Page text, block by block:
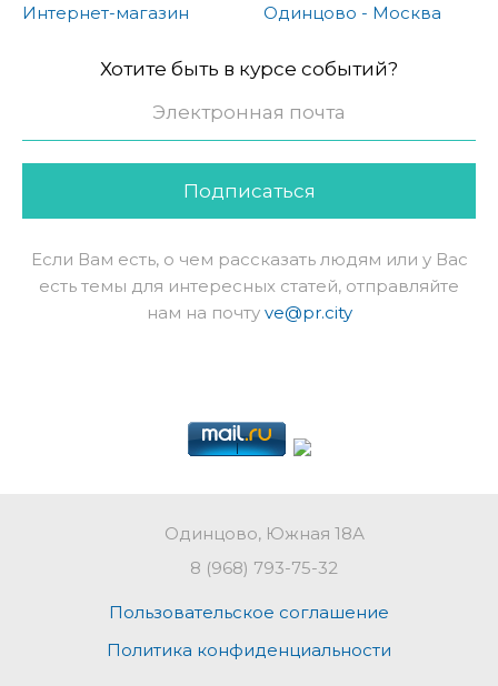
Интернет-магазин
Одинцово - Москва
Хотите быть в курсе событий?
Подписаться
Если Вам есть, о чем рассказать людям или у Вас
есть темы для интересных статей, отправляйте
нам на почту ve@pr.city
Одинцово, Южная 18А
8 (968) 793-75-32
Пользовательское соглашение
Политика конфиденциальности